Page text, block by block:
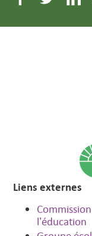
Liens externes
l’éducation